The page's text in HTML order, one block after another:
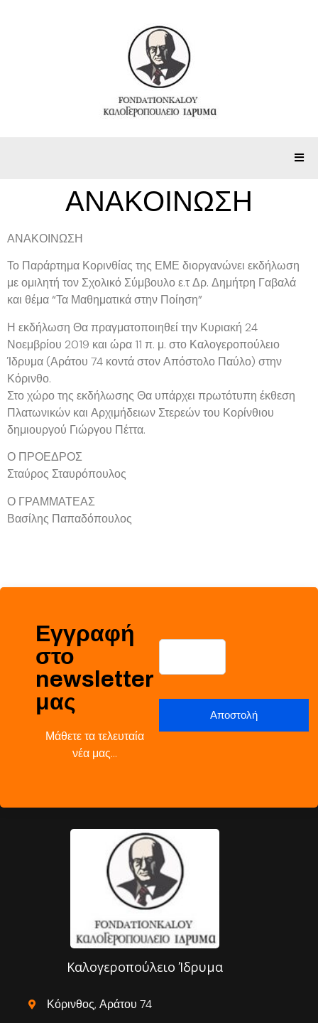
ΑΝΑΚΟΙΝΩΣΗ
ΑΝΑΚΟΙΝΩΣΗ
Το Παράρτημα Κορινθίας της ΕΜΕ διοργανώνει εκδήλωση
με ομιλητή τον Σχολικό Σύμβουλο ε.τΔρ. Δημήτρη Γαβαλά
και θέμα“Τα Μαθηματικά στην Ποίηση”
Η εκδήλωση Θα πραγματοποιηθεί την Κυριακή 24
Νοεμβρίου 2019 και ώρα 11 π. μ. στο Καλογεροπούλειο
Ίδρυμα (Αράτου 74 κοντά στον Απόστολο Παύλο) στην
Κόρινθο.
Στο χώρο της εκδήλωσης Θα υπάρχει πρωτότυπη έκθεση
Πλατωνικών και Αρχιμήδειων Στερεών του Κορίνθιου
δημιουργού Γιώργου Πέττα.
Ο ΠΡΟΕΔΡΟΣ
Σταύρος Σταυρόπουλος
Ο ΓΡΑΜΜΑΤΕΑΣ
Βασίλης Παπαδόπουλος
Εγγραφή
στο
newsletter
μας
Μάθετε τα τελευταία
νέα μας…
Καλογεροπούλειο Ίδρυμα
Κόρινθος, Αράτου 74